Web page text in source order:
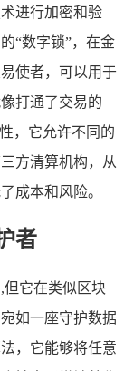
进行加密和验
“数字锁”，在金
使者，可以用于
打通了交易的
，它允许不同的
方清算机构，从
成本和风险。
者
但它在类似区块
如一座守护数据
，它能够将任意